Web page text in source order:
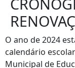
O ano de 2024
calendário
Municipal de